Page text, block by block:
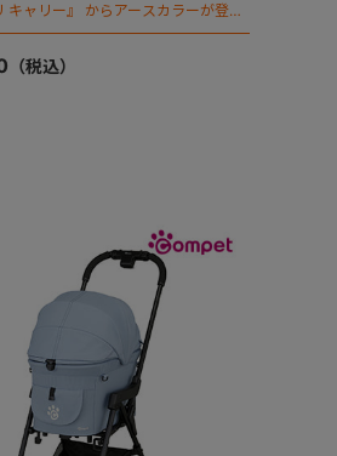
キャリー』 からアースカラーが登